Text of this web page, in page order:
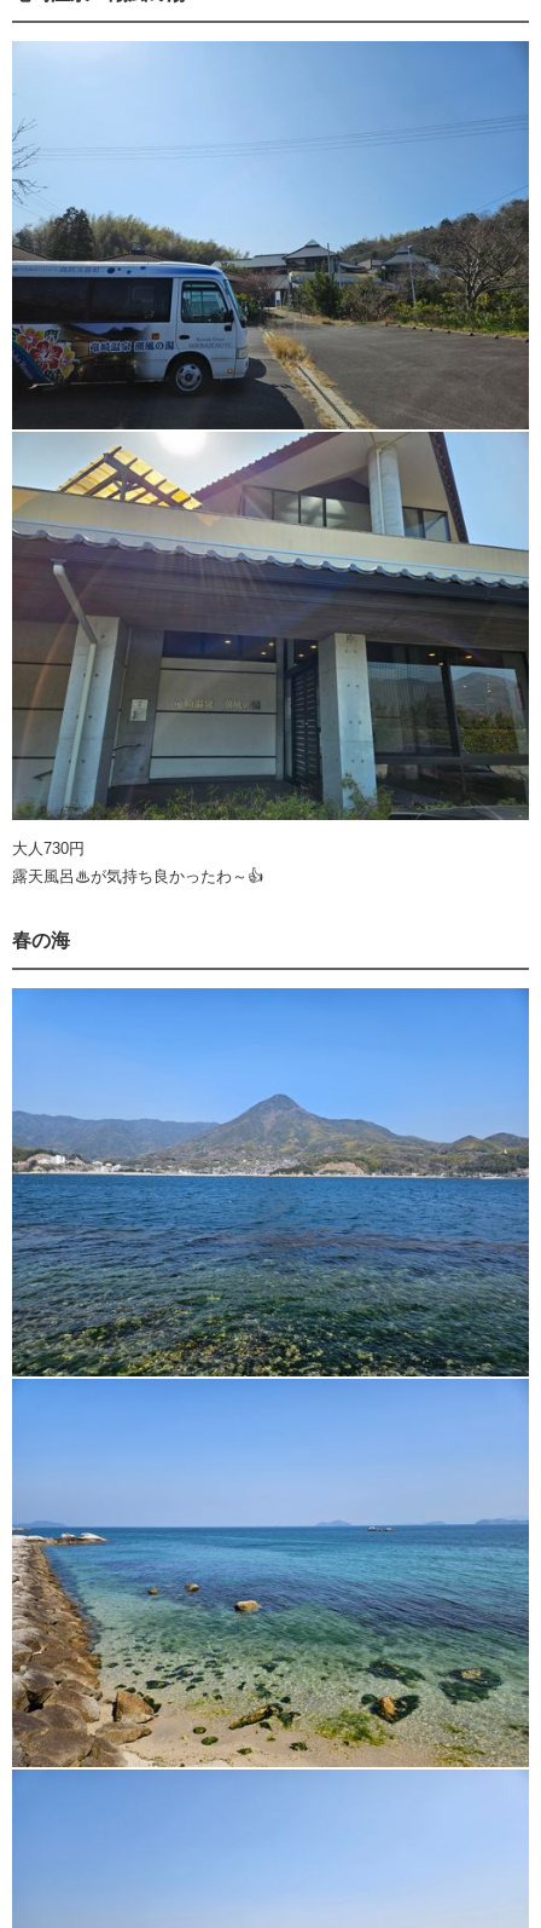
大人730円
露天風呂♨が気持ち良かったわ～👍️
春の海